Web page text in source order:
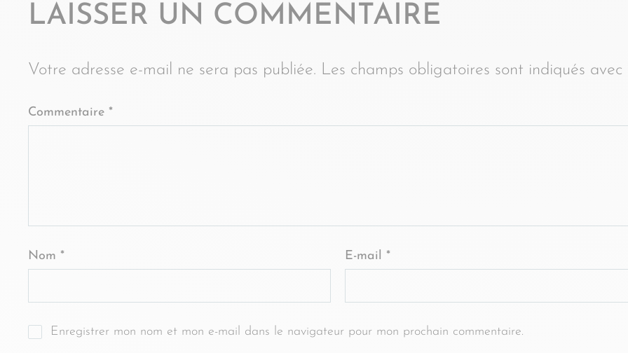
LAISSER UN COMMENTAIRE
Votre adresse e-mail ne sera pas publiée. Les champs obligatoires sont indiqués avec
Commentaire *
Nom * E-mail *
Enregistrer mon nom et mon e-mail dans le navigateur pour mon prochain commentaire.